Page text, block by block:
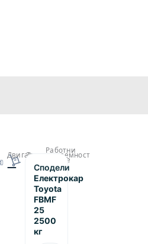
СЕ
Двигател
—
Товароподемност
2500
Работни
часове
—
Сподели
Електрокар
Toyota
FBMF
25
2500
кг